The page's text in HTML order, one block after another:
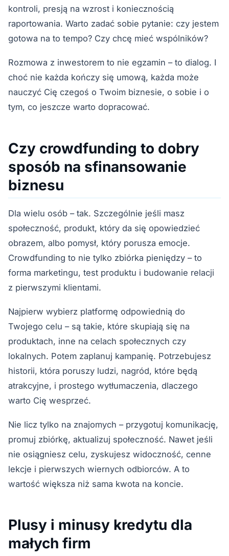
kontroli, presją na wzrost i koniecznością
raportowania. Warto zadać sobie pytanie: czy jestem
gotowa na to tempo? Czy chcę mieć wspólników?
Rozmowa z inwestorem to nie egzamin – to dialog. I
choć nie każda kończy się umową, każda może
nauczyć Cię czegoś o Twoim biznesie, o sobie i o
tym, co jeszcze warto dopracować.
Czy crowdfunding to dobry
sposób na sfinansowanie
biznesu
Dla wielu osób – tak. Szczególnie jeśli masz
społeczność, produkt, który da się opowiedzieć
obrazem, albo pomysł, który porusza emocje.
Crowdfunding to nie tylko zbiórka pieniędzy – to
forma marketingu, test produktu i budowanie relacji
z pierwszymi klientami.
Najpierw wybierz platformę odpowiednią do
Twojego celu – są takie, które skupiają się na
produktach, inne na celach społecznych czy
lokalnych. Potem zaplanuj kampanię. Potrzebujesz
historii, która poruszy ludzi, nagród, które będą
atrakcyjne, i prostego wytłumaczenia, dlaczego
warto Cię wesprzeć.
Nie licz tylko na znajomych – przygotuj komunikację,
promuj zbiórkę, aktualizuj społeczność. Nawet jeśli
nie osiągniesz celu, zyskujesz widoczność, cenne
lekcje i pierwszych wiernych odbiorców. A to
wartość większa niż sama kwota na koncie.
Plusy i minusy kredytu dla
małych firm